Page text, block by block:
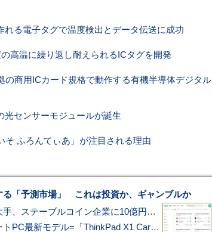
れる電子タグで温度検出とデータ伝送に成功
の高温に繰り返し耐えられるICタグを開発
の商用ICカード規格で動作する有機半導体デジタル
光センサーモジュールが誕生
そ ふろんてぃあ」が注目される理由
る「予測市場」 これは投資か、ギャンブルか
アマゾン配送を支える物流大手、ステーブルコイン企業に10億円投資のワケ
あこがれの旗艦モバイルノートPC最新モデル=「ThinkPad X1 Carbon Gen 14 Aura Edition」実機レビュー